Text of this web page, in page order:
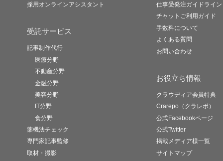
採用オンラインアシスタント
受託サービス
記事制作代行
医療分野
不動産分野
金融分野
美容分野
IT分野
食分野
薬機法チェック
専門家記事監修
取材・撮影
仕事受発注ガイドライン
チャットご利用ガイド
手数料について
よくある質問
お問い合わせ
お役立ち情報
クラウディア会員特典
Crarepo（クラレポ）
公式Facebookページ
公式Twitter
掲載メディア様一覧
サイトマップ